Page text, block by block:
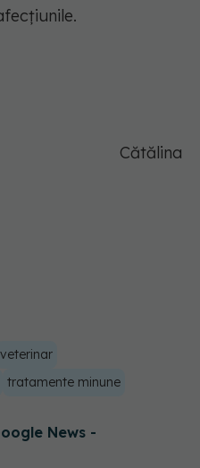
CMMB
veterinar
tratamente minune
News -